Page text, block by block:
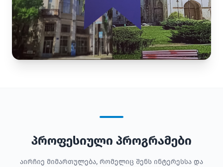
პროფესიული პროგრამები
აირჩიე მიმართულება, რომელიც შენს ინტერესსა და